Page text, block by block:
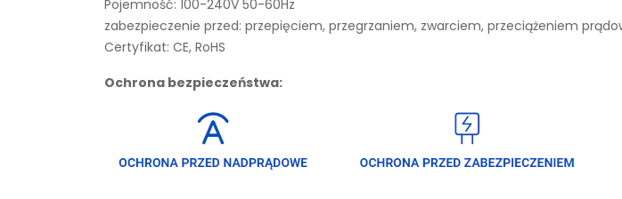
Pojemność: 100-240V 50-60Hz
zabezpieczenie przed: przepięciem, przegrzaniem, zwarciem, przeciążeniem
Certyfikat: CE, RoHS
Ochrona bezpieczeństwa: